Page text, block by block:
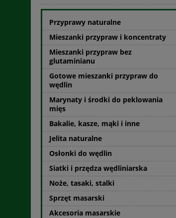
Przyprawy naturalne
Mieszanki przypraw i koncentraty
Mieszanki przypraw bez
glutaminianu
Gotowe mieszanki przypraw do
wędlin
Marynaty i środki do peklowania
mięs
Bakalie, kasze, mąki i inne
Jelita naturalne
Osłonki do wędlin
Siatki i przędza wędliniarska
Noże, tasaki, stalki
Sprzęt masarski
Akcesoria masarskie